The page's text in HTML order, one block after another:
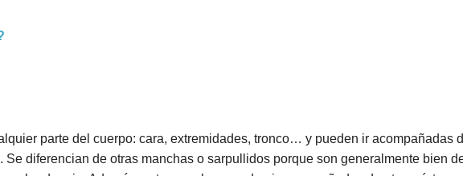
parte del cuerpo: cara, extremidades, tronco… y pueden ir acompañadas
. Se diferencian de otras manchas o sarpullidos porque son generalmente bien